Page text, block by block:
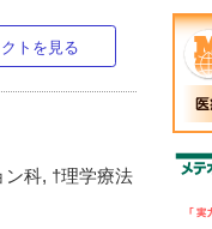
トを見る
科, †理学療法